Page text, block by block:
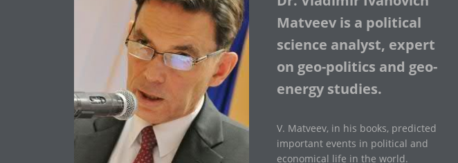
Matveev is a political
science analyst, expert
on geo-politics and geo-
energy studies.
V. Matveev, in his books, predicted
important events in political and
economical life in the world.